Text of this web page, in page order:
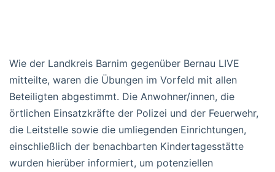
Wie der Landkreis Barnim gegenüber Bernau LIVE
mitteilte, waren die Übungen im Vorfeld mit allen
Beteiligten abgestimmt. Die Anwohner/innen, die
örtlichen Einsatzkräfte der Polizei und der Feuerwehr,
die Leitstelle sowie die umliegenden Einrichtungen,
einschließlich der benachbarten Kindertagesstätte
wurden hierüber informiert, um potenziellen